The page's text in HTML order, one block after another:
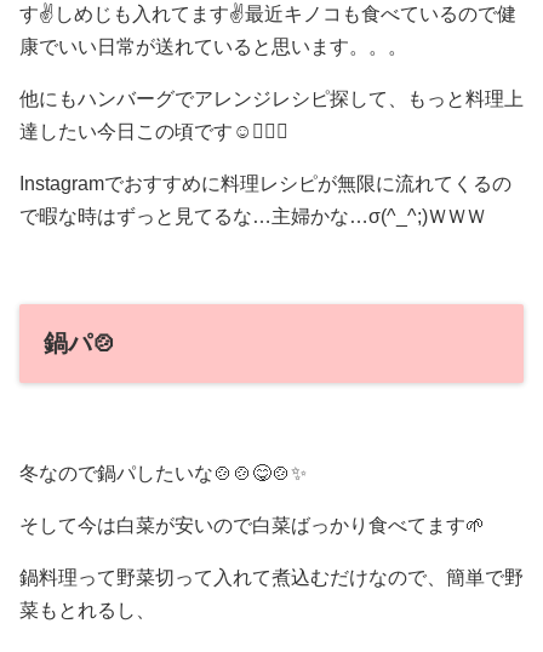
す✌️しめじも入れてます✌️最近キノコも食べているので健
康でいい日常が送れていると思います。。。
他にもハンバーグでアレンジレシピ探して、もっと料理上
達したい今日この頃です☺️👍🏻✨
Instagramでおすすめに料理レシピが無限に流れてくるの
で暇な時はずっと見てるな…主婦かな…σ(^_^;)ＷＷＷ
鍋パ🍲
冬なので鍋パしたいな🍲🍲😋🍲✨
そして今は白菜が安いので白菜ばっかり食べてます‪🌱‬
鍋料理って野菜切って入れて煮込むだけなので、簡単で野
菜もとれるし、